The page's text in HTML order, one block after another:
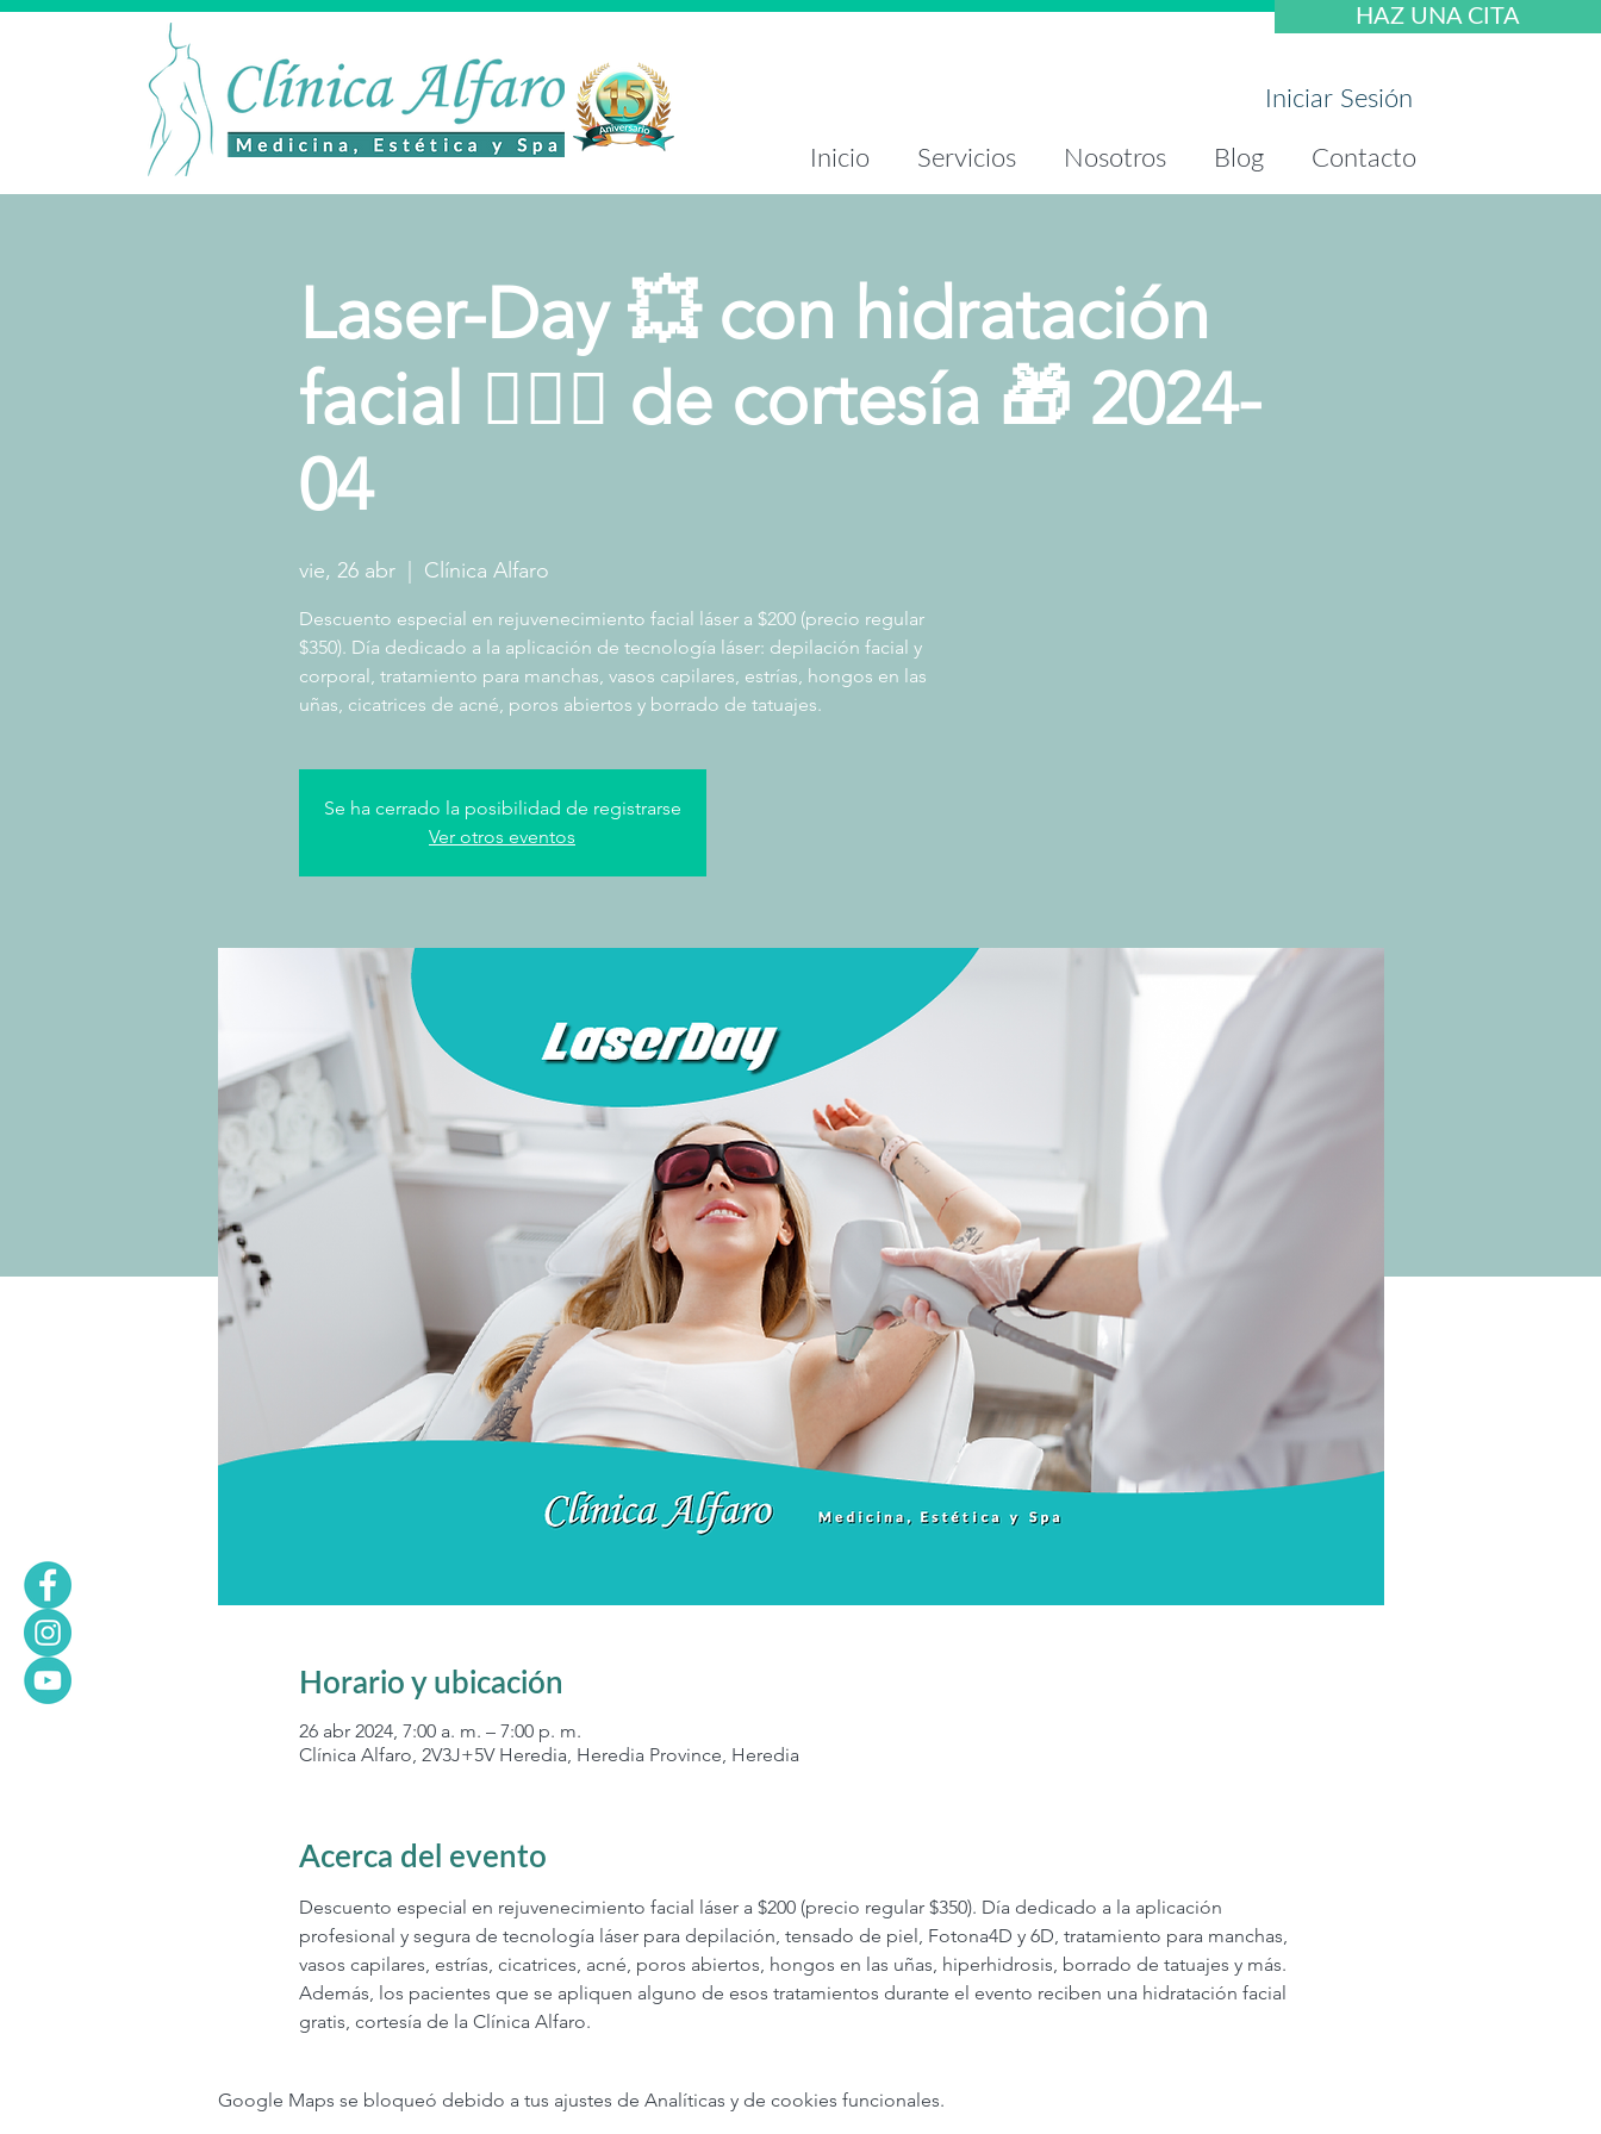
HAZ UNA CITA
Iniciar Sesión
Inicio Servicios Nosotros Blog Contacto
Laser-Day 💥 con hidratación
facial 🧖🏻‍♀️ de cortesía 🎁 2024-
04
vie, 26 abr
  |
Clínica Alfaro
Descuento especial en rejuvenecimiento facial láser a $200 (precio regular
$350). Día dedicado a la aplicación de tecnología láser: depilación facial y
corporal, tratamiento para manchas, vasos capilares, estrías, hongos en las
uñas, cicatrices de acné, poros abiertos y borrado de tatuajes.
Se ha cerrado la posibilidad de registrarse
Ver otros eventos
Horario y ubicación
26 abr 2024, 7:00 a. m. – 7:00 p. m.
Clínica Alfaro, 2V3J+5V Heredia, Heredia Province, Heredia
Acerca del evento
Descuento especial en rejuvenecimiento facial láser a $200 (precio regular $350). Día dedicado a la aplicación
profesional y segura de tecnología láser para depilación, tensado de piel, Fotona4D y 6D, tratamiento para manchas,
vasos capilares, estrías, cicatrices, acné, poros abiertos, hongos en las uñas, hiperhidrosis, borrado de tatuajes y más.
Además, los pacientes que se apliquen alguno de esos tratamientos durante el evento reciben una hidratación facial
gratis, cortesía de la Clínica Alfaro.
Google Maps se bloqueó debido a tus ajustes de Analíticas y de cookies funcionales.